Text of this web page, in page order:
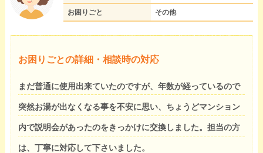
お困りごと その他
お困りごとの詳細・相談時の対応
まだ普通に使用出来ていたのですが、年数が経っているので
突然お湯が出なくなる事を不安に思い、ちょうどマンション
内で説明会があったのをきっかけに交換しました。担当の方
は、丁寧に対応して下さいました。